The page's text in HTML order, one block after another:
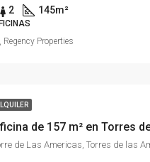
2 145m²
Regency Properties